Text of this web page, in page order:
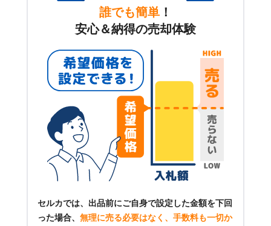
誰でも簡単 ！
安心＆納得の売却体験
セルカでは、出品前にご自身で設定した金額を下回
った場合、 無理に売る必要はなく、手数料も一切か